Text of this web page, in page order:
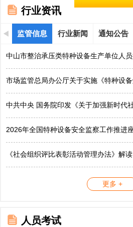
行业资讯
监管信息 行业新闻 通知公告
《社会组织评比表彰活动管理办法》解读
更多 +
人员考试